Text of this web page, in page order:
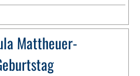
Mattheuer-